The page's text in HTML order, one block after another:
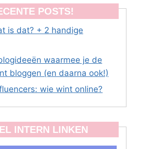
POSTS!
is dat? + 2 handige
waarmee je de
bloggen (en daarna ook!)
wie wint online?
INTERN LINKEN